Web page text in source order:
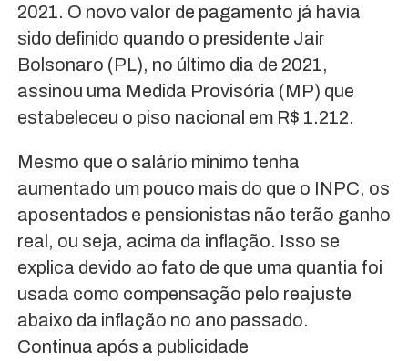
2021. O novo valor de pagamento já havia
sido definido quando o presidente Jair
Bolsonaro (PL), no último dia de 2021,
assinou uma Medida Provisória (MP) que
estabeleceu o piso nacional em R$ 1.212.
Mesmo que o salário mínimo tenha
aumentado um pouco mais do que o INPC, os
aposentados e pensionistas não terão ganho
real, ou seja, acima da inflação. Isso se
explica devido ao fato de que uma quantia foi
usada como compensação pelo reajuste
abaixo da inflação no ano passado.
Continua após a publicidade